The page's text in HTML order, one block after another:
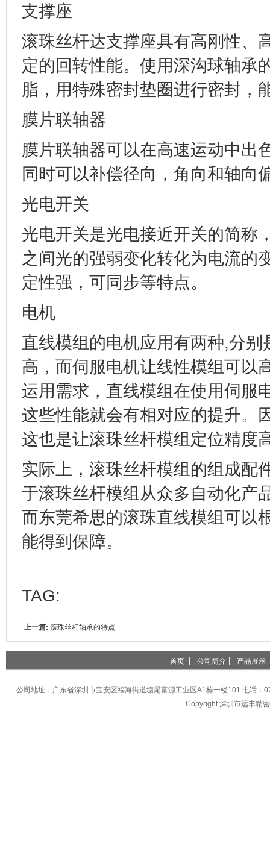
支撑座
滚珠丝杆达支撑座具有高刚性、
定的回转性能。使用深沟球轴承
脂，用特殊密封垫圈进行密封，
膜片联轴器
膜片联轴器可以在高速运动中出
同时可以补偿径向，角向和轴向
光电开关
光电开关是光电接近开关的简称
之间光的强弱变化转化为电流的
定性强，可同步等特点。
电机
直线模组的电机应用有两种,分别
高，而伺服电机让线性模组可以
运用需求，直线模组在使用伺服
这些性能就会有相对应的提升。
这也是让滚珠丝杆模组定位精度
实际上，滚珠丝杆模组的组成配
于滚珠丝杆模组从众多自动化产
而东莞希思的滚珠直线模组可以
能得到保障。
TAG:
上一篇:滚珠丝杆轴承的特点
首页 公司简介 产品展示
公司地址：广东省深圳市宝安区福海街道塘尾富源工业区A1栋一楼101 电话
Copyright 深圳市远丰精